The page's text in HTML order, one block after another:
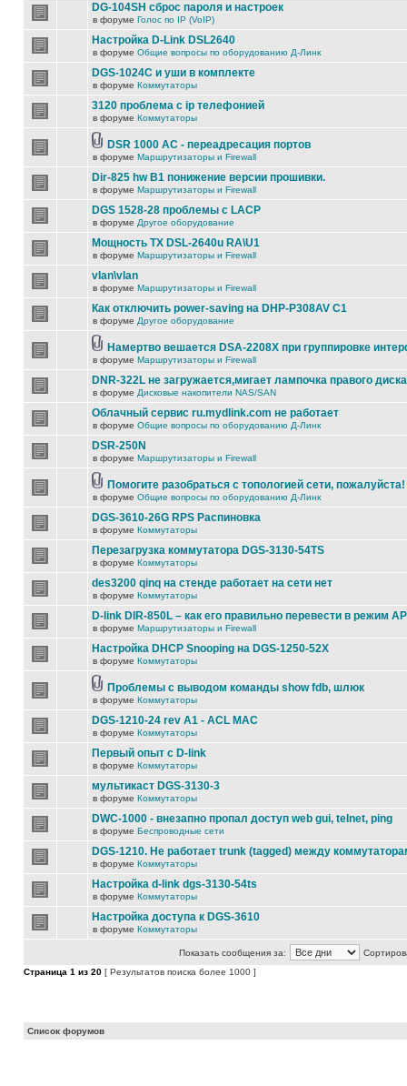
DG-104SH сброс пароля и настроек
в форуме Голос по IP (VoIP)
Настройка D-Link DSL2640
в форуме Общие вопросы по оборудованию Д-Линк
DGS-1024C и уши в комплекте
в форуме Коммутаторы
3120 проблема с ip телефонией
в форуме Коммутаторы
DSR 1000 AC - переадресация портов
в форуме Маршрутизаторы и Firewall
Dir-825 hw B1 понижение версии прошивки.
в форуме Маршрутизаторы и Firewall
DGS 1528-28 проблемы с LACP
в форуме Другое оборудование
Мощность TX DSL-2640u RA\U1
в форуме Маршрутизаторы и Firewall
vlan\vlan
в форуме Маршрутизаторы и Firewall
Как отключить power-saving на DHP-P308AV C1
в форуме Другое оборудование
Намертво вешается DSA-2208X при группировке
в форуме Маршрутизаторы и Firewall
DNR-322L не загружается,мигает лампочка правого диска
в форуме Дисковые накопители NAS/SAN
Облачный сервис ru.mydlink.com не работает
в форуме Общие вопросы по оборудованию Д-Линк
DSR-250N
в форуме Маршрутизаторы и Firewall
Помогите разобраться с топологией сети, пожалуйста!
в форуме Общие вопросы по оборудованию Д-Линк
DGS-3610-26G RPS Распиновка
в форуме Коммутаторы
Перезагрузка коммутатора DGS-3130-54TS
в форуме Коммутаторы
des3200 qinq на стенде работает на сети нет
в форуме Коммутаторы
D-link DIR-850L – как его правильно перевести в режим
в форуме Маршрутизаторы и Firewall
Настройка DHCP Snooping на DGS-1250-52X
в форуме Коммутаторы
Проблемы с выводом команды show fdb, шлюк
в форуме Коммутаторы
DGS-1210-24 rev A1 - ACL MAC
в форуме Коммутаторы
Первый опыт с D-link
в форуме Коммутаторы
мультикаст DGS-3130-3
в форуме Коммутаторы
DWC-1000 - внезапно пропал доступ web gui, telnet, ping
в форуме Беспроводные сети
DGS-1210. Не работает trunk (tagged) между
в форуме Коммутаторы
Настройка d-link dgs-3130-54ts
в форуме Коммутаторы
Настройка доступа к DGS-3610
в форуме Коммутаторы
Показать сообщения за:
Страница 1 из 20 [ Результатов поиска более 1000 ]
Список форумов